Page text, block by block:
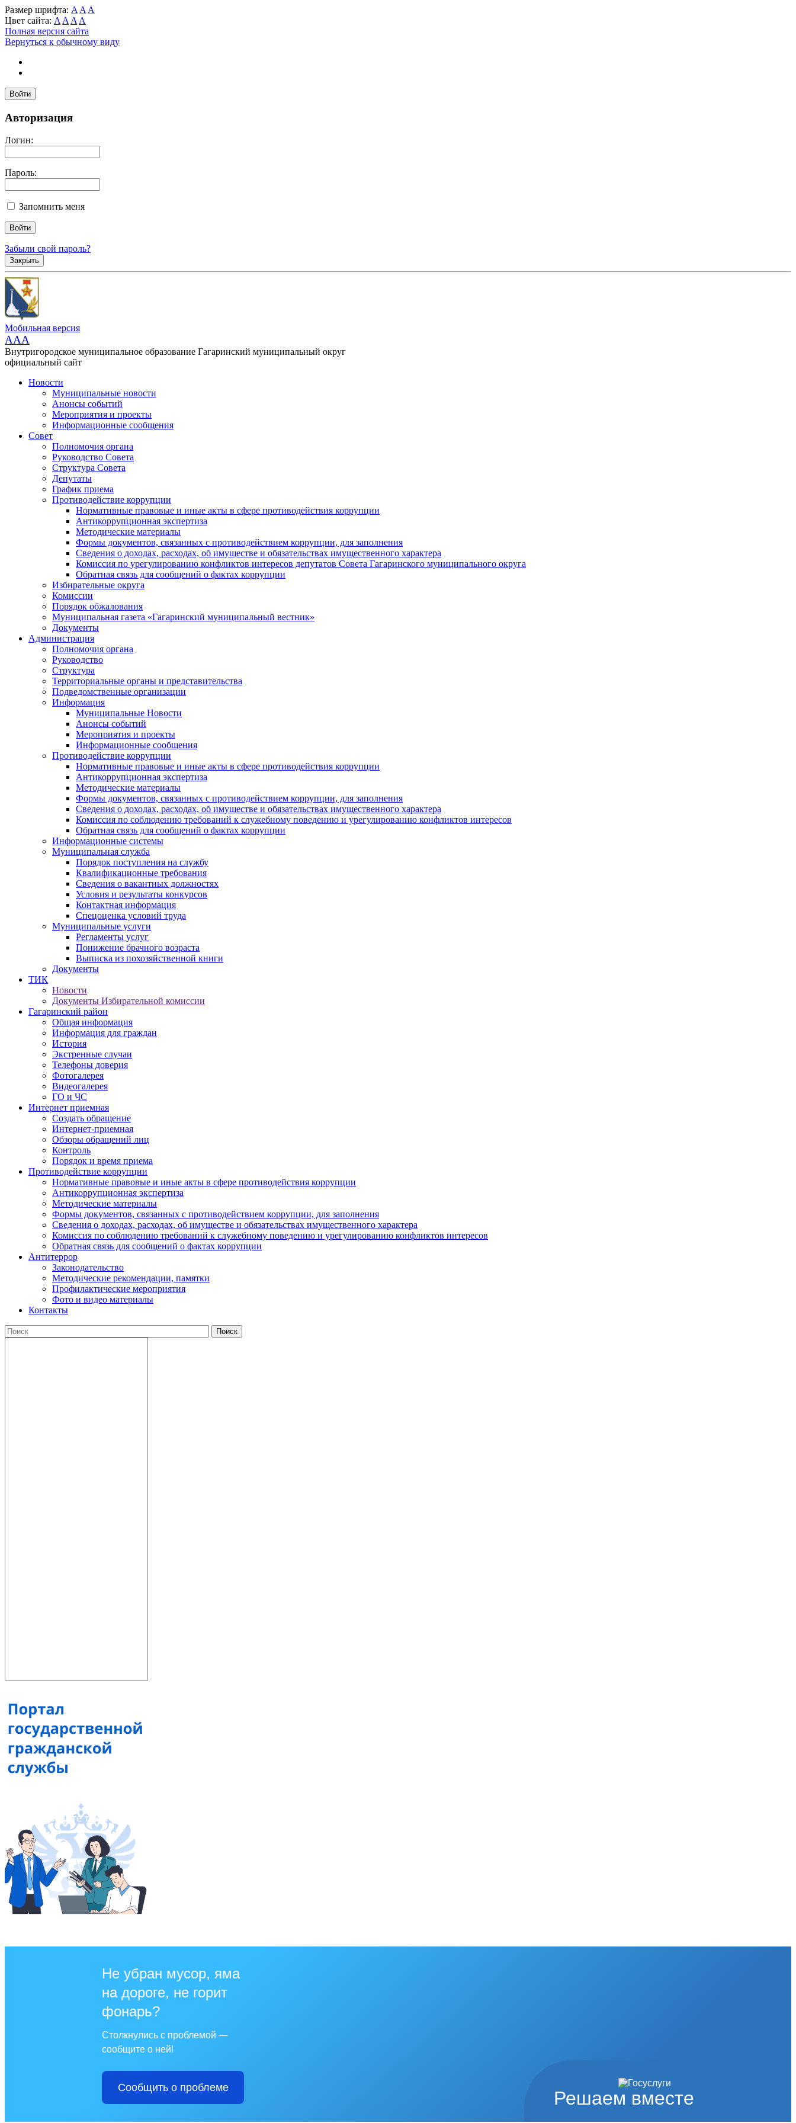
Размер шрифта: A A A
Цвет сайта: A A A A
Полная версия сайта
Вернуться к обычному виду
Войти
Авторизация
Логин:
Пароль:
Запомнить меня
Забыли свой пароль?
Закрыть
Мобильная версия
AAA
Внутригородское муниципальное образование Гагаринский муниципальный округ
официальный сайт
Новости
Муниципальные новости
Анонсы событий
Мероприятия и проекты
Информационные сообщения
Совет
Полномочия органа
Руководство Совета
Структура Совета
Депутаты
График приема
Противодействие коррупции
Нормативные правовые и иные акты в сфере противодействия коррупции
Антикоррупционная экспертиза
Методические материалы
Формы документов, связанных с противодействием коррупции, для заполнения
Сведения о доходах, расходах, об имуществе и обязательствах имущественного характера
Комиссия по урегулированию конфликтов интересов депутатов Совета Гагаринского муниципального округа
Обратная связь для сообщений о фактах коррупции
Избирательные округа
Комиссии
Порядок обжалования
Муниципальная газета «Гагаринский муниципальный вестник»
Документы
Администрация
Полномочия органа
Руководство
Структура
Территориальные органы и представительства
Подведомственные организации
Информация
Муниципальные Новости
Анонсы событий
Мероприятия и проекты
Информационные сообщения
Противодействие коррупции
Нормативные правовые и иные акты в сфере противодействия коррупции
Антикоррупционная экспертиза
Методические материалы
Формы документов, связанных с противодействием коррупции, для заполнения
Сведения о доходах, расходах, об имуществе и обязательствах имущественного характера
Комиссия по соблюдению требований к служебному поведению и урегулированию конфликтов интересов
Обратная связь для сообщений о фактах коррупции
Информационные системы
Муниципальная служба
Порядок поступления на службу
Квалификационные требования
Сведения о вакантных должностях
Условия и результаты конкурсов
Контактная информация
Спецоценка условий труда
Муниципальные услуги
Регламенты услуг
Понижение брачного возраста
Выписка из похозяйственной книги
Документы
ТИК
Новости
Документы Избирательной комиссии
Гагаринский район
Общая информация
Информация для граждан
История
Экстренные случаи
Телефоны доверия
Фотогалерея
Видеогалерея
ГО и ЧС
Интернет приемная
Создать обращение
Интернет-приемная
Обзоры обращений лиц
Контроль
Порядок и время приема
Противодействие коррупции
Нормативные правовые и иные акты в сфере противодействия коррупции
Антикоррупционная экспертиза
Методические материалы
Формы документов, связанных с противодействием коррупции, для заполнения
Сведения о доходах, расходах, об имуществе и обязательствах имущественного характера
Комиссия по соблюдению требований к служебному поведению и урегулированию конфликтов интересов
Обратная связь для сообщений о фактах коррупции
Антитеррор
Законодательство
Методические рекомендации, памятки
Профилактические мероприятия
Фото и видео материалы
Контакты
Решаем вместе
Не убран мусор, яма
на дороге, не горит
фонарь?
Столкнулись с проблемой —
сообщите о ней!
Сообщить о проблеме